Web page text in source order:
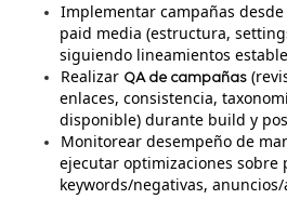
Implementar campañas
paid media (estructura,
siguiendo lineamientos
Realizar QA de campañas
enlaces, consistencia,
disponible) durante build y
Monitorear desempeño de
ejecutar optimizaciones sobre
keywords/negativas, anuncios/